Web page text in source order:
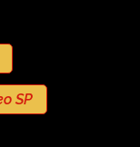
SP